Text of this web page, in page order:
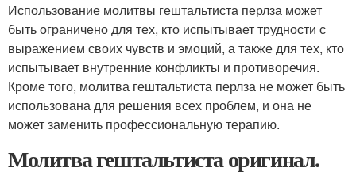
Использование молитвы гештальтиста перлза может
быть ограничено для тех, кто испытывает трудности с
выражением своих чувств и эмоций, а также для тех, кто
испытывает внутренние конфликты и противоречия.
Кроме того, молитва гештальтиста перлза не может быть
использована для решения всех проблем, и она не
может заменить профессиональную терапию.
Молитва гештальтиста оригинал.